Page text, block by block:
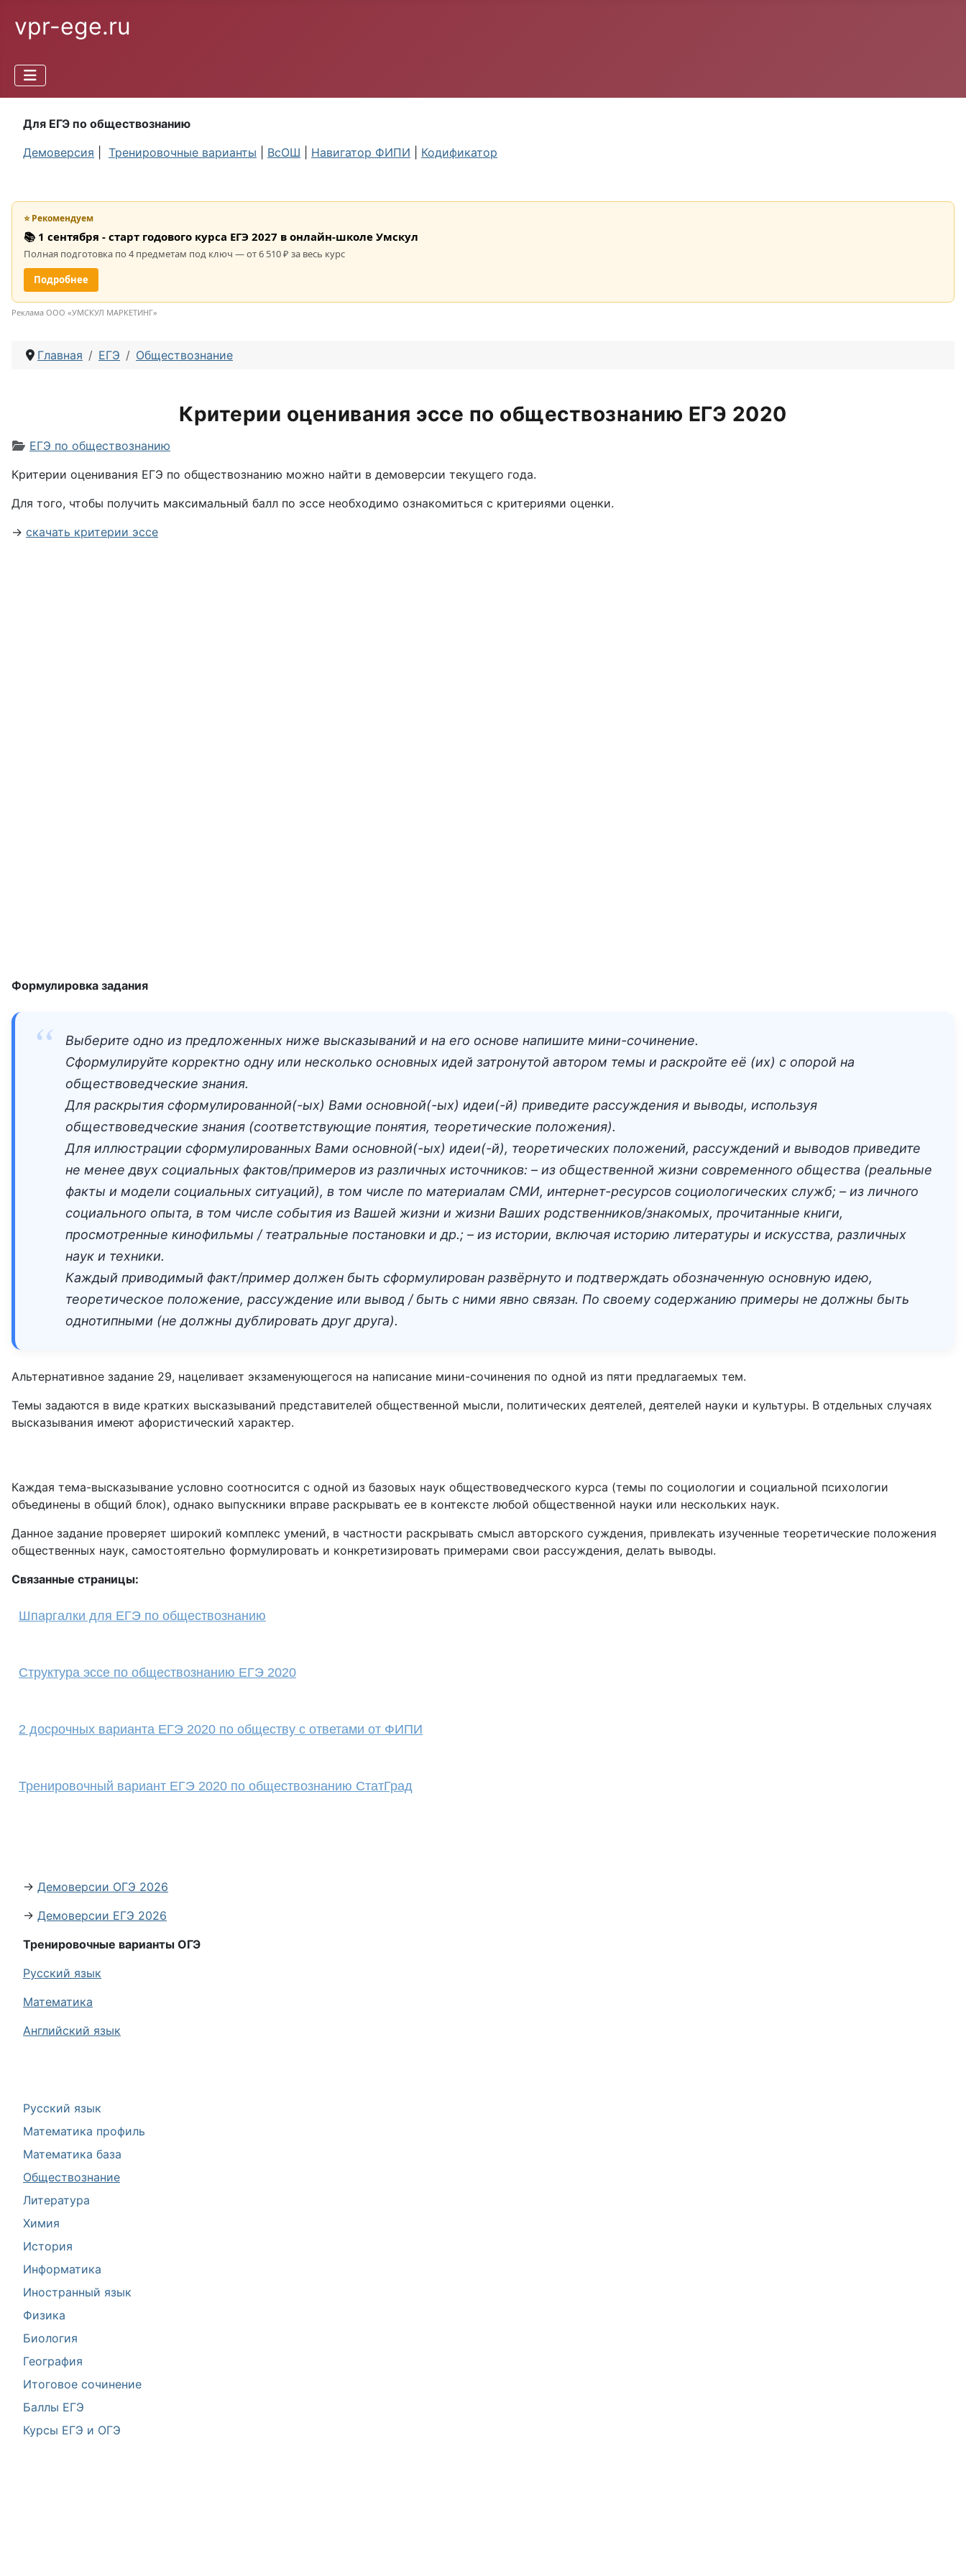
vpr-ege.ru
Для ЕГЭ по обществознанию
Демоверсия
Тренировочные варианты ВсОШ Навигатор ФИПИ Кодификатор
Русский язык
Математика профиль
Математика база
Обществознание
Литература
Химия
История
Информатика
Иностранный язык
Физика
Биология
География
Итоговое сочинение
Баллы ЕГЭ
Курсы ЕГЭ и ОГЭ
⭐ Рекомендуем
📚 1 сентября - старт годового курса ЕГЭ 2027 в онлайн-школе Умскул
Полная подготовка по 4 предметам под ключ — от 6 510 ₽ за весь курс
Подробнее
Реклама ООО «УМСКУЛ МАРКЕТИНГ»
Главная ЕГЭ Обществознание
Критерии оценивания эссе по обществознанию ЕГЭ 2020
Информация о материале
ЕГЭ по обществознанию
Критерии оценивания ЕГЭ по обществознанию можно найти в демоверсии текущего года.
Для того, чтобы получить максимальный балл по эссе необходимо ознакомиться с критериями оценки.
→ скачать критерии эссе
Формулировка задания
Выберите одно из предложенных ниже высказываний и на его основе напишите мини-сочинение.
Сформулируйте корректно одну или несколько основных идей затронутой автором темы и раскройте её (их) с опорой на
обществоведческие знания.
Для раскрытия сформулированной(-ых) Вами основной(-ых) идеи(-й) приведите рассуждения и выводы, используя
обществоведческие знания (соответствующие понятия, теоретические положения).
Для иллюстрации сформулированных Вами основной(-ых) идеи(-й), теоретических положений, рассуждений и выводов приведите
не менее двух социальных фактов/примеров из различных источников: – из общественной жизни современного общества (реальные
факты и модели социальных ситуаций), в том числе по материалам СМИ, интернет-ресурсов социологических служб; – из личного
социального опыта, в том числе события из Вашей жизни и жизни Ваших родственников/знакомых, прочитанные книги,
просмотренные кинофильмы / театральные постановки и др.; – из истории, включая историю литературы и искусства, различных
наук и техники.
Каждый приводимый факт/пример должен быть сформулирован развёрнуто и подтверждать обозначенную основную идею,
теоретическое положение, рассуждение или вывод / быть с ними явно связан. По своему содержанию примеры не должны быть
однотипными (не должны дублировать друг друга).
Альтернативное задание 29, нацеливает экзаменующегося на написание мини-сочинения по одной из пяти предлагаемых тем.
Темы задаются в виде кратких высказываний представителей общественной мысли, политических деятелей, деятелей науки и культуры. В отдельных случаях
высказывания имеют афористический характер.
Каждая тема-высказывание условно соотносится с одной из базовых наук обществоведческого курса (темы по социологии и социальной психологии
объединены в общий блок), однако выпускники вправе раскрывать ее в контексте любой общественной науки или нескольких наук.
Данное задание проверяет широкий комплекс умений, в частности раскрывать смысл авторского суждения, привлекать изученные теоретические положения
общественных наук, самостоятельно формулировать и конкретизировать примерами свои рассуждения, делать выводы.
Связанные страницы:
Шпаргалки для ЕГЭ по обществознанию
Структура эссе по обществознанию ЕГЭ 2020
2 досрочных варианта ЕГЭ 2020 по обществу с ответами от ФИПИ
Тренировочный вариант ЕГЭ 2020 по обществознанию СтатГрад
→ Демоверсии ОГЭ 2026
→ Демоверсии ЕГЭ 2026
Тренировочные варианты ОГЭ
Русский язык
Математика
Английский язык